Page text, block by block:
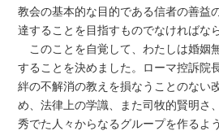
教会の基本的な目的である信者の善益
達することを目指すものでなければな
このことを自覚して、わたしは婚姻
することを決めました。ローマ控訴院
絆の不解消の教えを損なうことのない
め、法律上の学識、また司牧的賢明さ
秀でた人々からなるグループを作るよ